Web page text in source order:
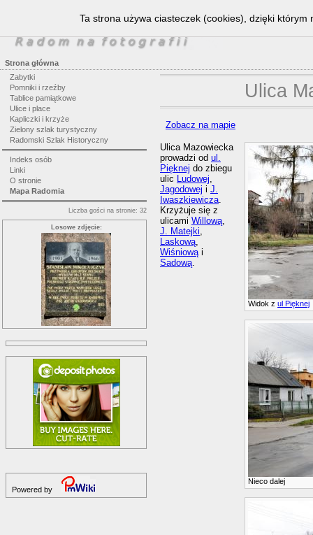
Strona główna
Zabytki
Pomniki i rzeźby
Tablice pamiątkowe
Ulice i place
Kapliczki i krzyże
Zielony szlak turystyczny
Radomski Szlak Historyczny
Indeks osób
Linki
O stronie
Mapa Radomia
Liczba gości na stronie: 32
Losowe zdjęcie:
Powered by
Ulica
Zobacz na mapie
Widok zul Pięknej
Nieco dalej
Ulica Mazowiecka
prowadzi od ul.
Pięknej do zbiegu
ulic Ludowej,
Jagodowej i J.
Iwaszkiewicza.
Krzyżuje się z
ulicami Willową,
J. Matejki,
Laskową,
Wiśniowąi
Sadową.
Ta strona używa ciasteczek (cookies), dzięki którym